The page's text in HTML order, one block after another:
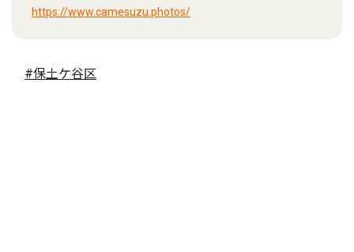
https://www.camesuzu.photos/
#保土ケ谷区